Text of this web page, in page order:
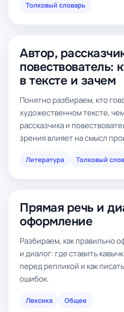
Толковый словарь
Автор,
повествователь:
в тексте и зачем
Понятно разбираем, кто
художественном тексте,
рассказчика и
зрения влияет на смысл
Литература Толковый
Прямая речь и
оформление
Разбираем, как правильно
и диалог: где ставить
перед репликой и как
ошибок.
Лексика Общее